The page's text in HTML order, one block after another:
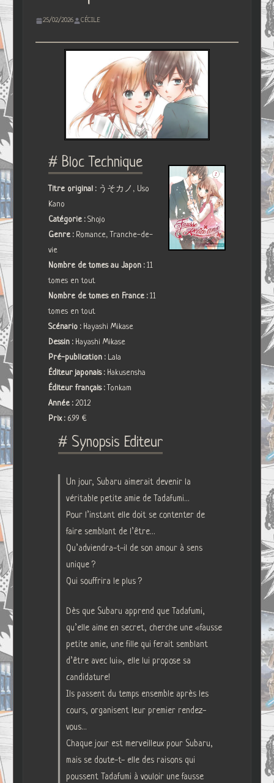
25/02/2026 CÉCILE
# Bloc Technique
Titre original : うそカノ, Uso
Kano
Catégorie :Shojo
Genre : Romance, Tranche-de-
vie
Nombre de tomes au Japon :11
tomes en tout
Nombre de tomes en France :11
tomes en tout
Scénario : Hayashi Mikase
Dessin : Hayashi Mikase
Pré-publication : Lala
Éditeur japonais : Hakusensha
Éditeur français :Tonkam
Année :2012
Prix : 6.99 €
# Synopsis Editeur
Un jour, Subaru aimerait devenir la
véritable petite amie de Tadafumi…
Pour l’instant elle doit se contenter de
faire semblant de l’être…
Qu’adviendra-t-il de son amour à sens
unique ?
Qui souffrira le plus ?
Dès que Subaru apprend que Tadafumi,
qu’elle aime en secret, cherche une «fausse
petite amie, une fille qui ferait semblant
d’être avec lui», elle lui propose sa
candidature!
Ils passent du temps ensemble après les
cours, organisent leur premier rendez-
vous…
Chaque jour est merveilleux pour Subaru,
mais se doute-t- elle des raisons qui
poussent Tadafumi à vouloir une fausse